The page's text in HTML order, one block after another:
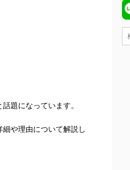
題になっています。
や理由について解説し